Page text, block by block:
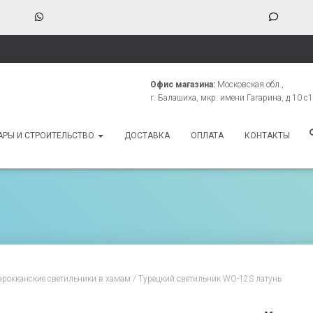
Офис магазина: Московская обл.,
г. Балашиха, мкр. имени Гагарина, д 10 с1
И СТРОИТЕЛЬСТВО ДОСТАВКА ОПЛАТА КОНТАКТЫ
светильники в хамам / Турецкий светильник WO-12S латунь